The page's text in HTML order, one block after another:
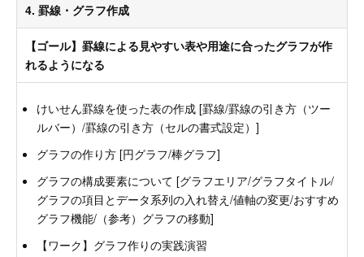
4. 罫線・グラフ作成
【ゴール】罫線による見やすい表や用途に合ったグラフが作
れるようになる
けいせん罫線を使った表の作成 [罫線/罫線の引き方（ツー
ルバー）/罫線の引き方（セルの書式設定）]
グラフの作り方 [円グラフ/棒グラフ]
グラフの構成要素について [グラフエリア/グラフタイトル/
グラフの項目とデータ系列の入れ替え/値軸の変更/おすすめ
グラフ機能/（参考）グラフの移動]
【ワーク】グラフ作りの実践演習